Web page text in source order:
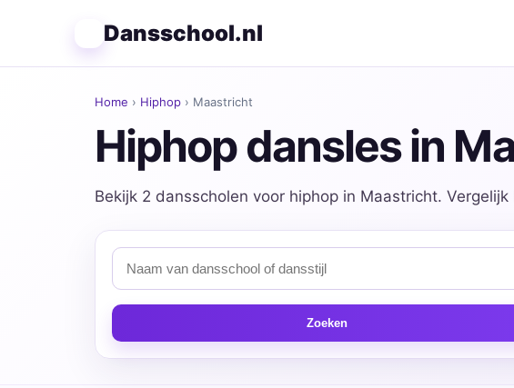
Dansschool.nl
Home › Hiphop › Maastricht
Hiphop dansles in
Bekijk 2 dansscholen voor hiphop in Maastricht.
Zoeken